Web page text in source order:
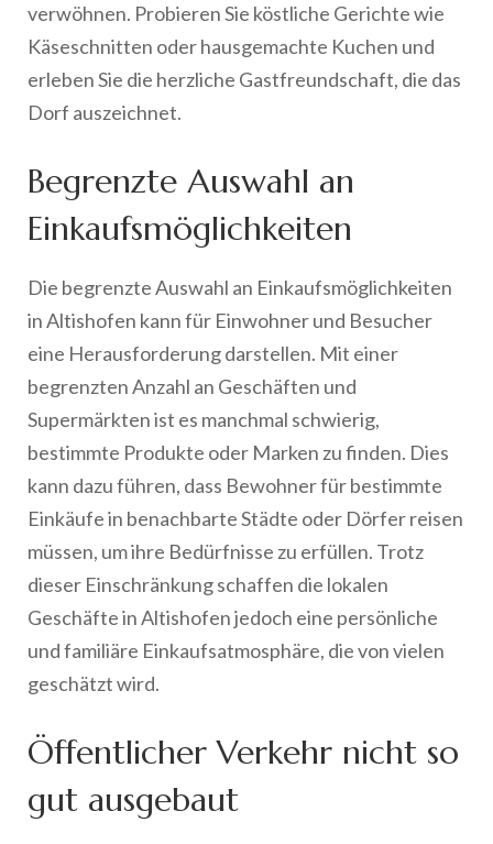
verwöhnen. Probieren Sie köstliche Gerichte wie
Käseschnitten oder hausgemachte Kuchen und
erleben Sie die herzliche Gastfreundschaft, die das
Dorf auszeichnet.
Begrenzte Auswahl an
Einkaufsmöglichkeiten
Die begrenzte Auswahl an Einkaufsmöglichkeiten
in Altishofen kann für Einwohner und Besucher
eine Herausforderung darstellen. Mit einer
begrenzten Anzahl an Geschäften und
Supermärkten ist es manchmal schwierig,
bestimmte Produkte oder Marken zu finden. Dies
kann dazu führen, dass Bewohner für bestimmte
Einkäufe in benachbarte Städte oder Dörfer reisen
müssen, um ihre Bedürfnisse zu erfüllen. Trotz
dieser Einschränkung schaffen die lokalen
Geschäfte in Altishofen jedoch eine persönliche
und familiäre Einkaufsatmosphäre, die von vielen
geschätzt wird.
Öffentlicher Verkehr nicht so
gut ausgebaut